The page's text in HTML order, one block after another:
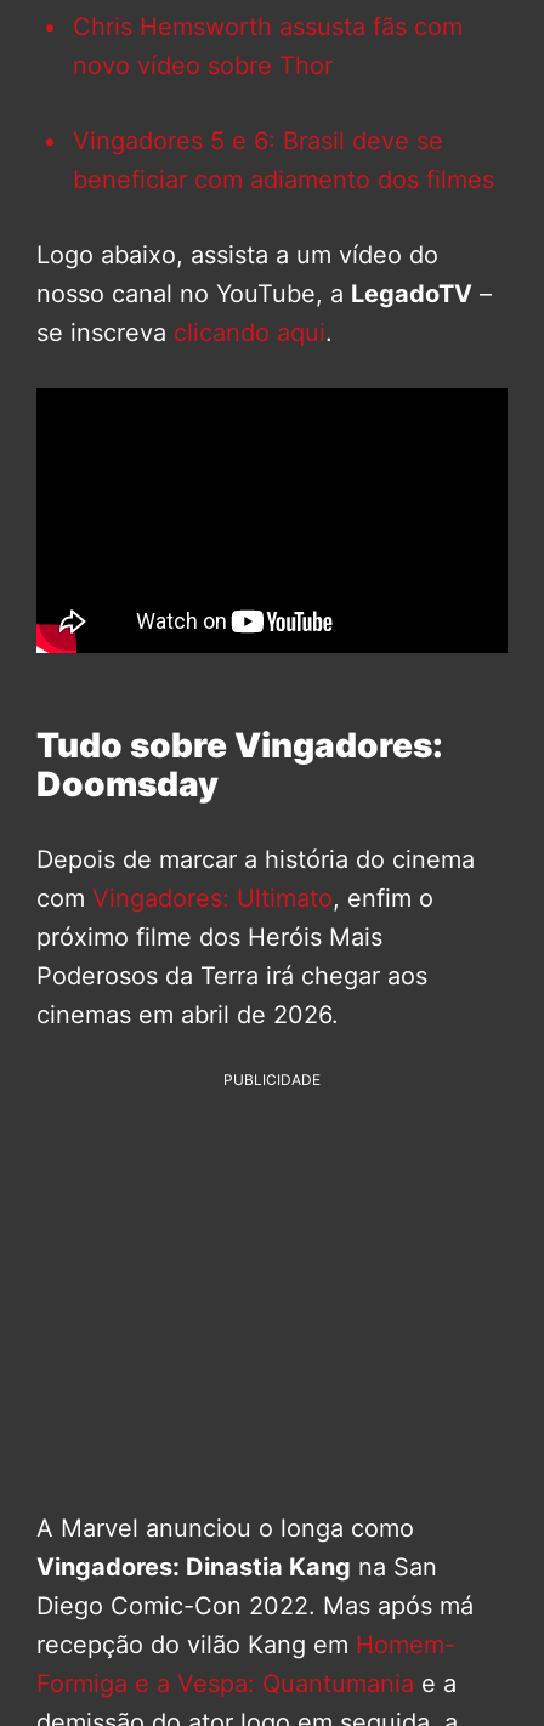
Chris Hemsworth assusta fãs com
novo vídeo sobre Thor
Vingadores 5 e 6: Brasil deve se
beneficiar com adiamento dos filmes
Logo abaixo, assista a um vídeo do
nosso canal no YouTube, a LegadoTV –
se inscreva clicando aqui.
Tudo sobre Vingadores:
Doomsday
Depois de marcar a história do cinema
com Vingadores: Ultimato, enfim o
próximo filme dos Heróis Mais
Poderosos da Terra irá chegar aos
cinemas em abril de 2026.
PUBLICIDADE
A Marvel anunciou o longa como
Vingadores: Dinastia Kang na San
Diego Comic-Con 2022. Mas após má
recepção do vilão Kang em Homem-
Formiga e a Vespa: Quantumania e a